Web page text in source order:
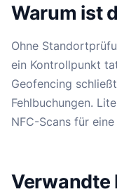
Warum ist
Ohne
ein Kontrollpunkt
Geofencing
Fehlbuchungen.
NFC-Scans für
Verwandte